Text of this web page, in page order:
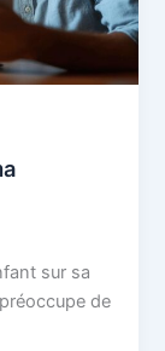
sur sa
de